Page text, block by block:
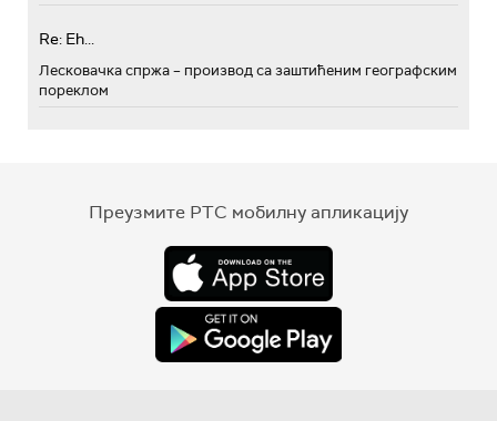
Re: Eh...
Лесковачка спржа – производ са заштићеним географским
пореклом
Преузмите РТС мобилну апликацију